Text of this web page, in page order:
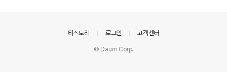
티스토리 로그인 고객센터
© Daum Corp.